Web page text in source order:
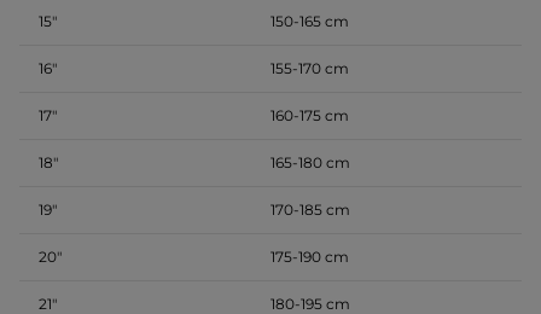
15″ 150-165 cm
16″ 155-170 cm
17″ 160-175 cm
18″ 165-180 cm
19″ 170-185 cm
20″ 175-190 cm
21″ 180-195 cm